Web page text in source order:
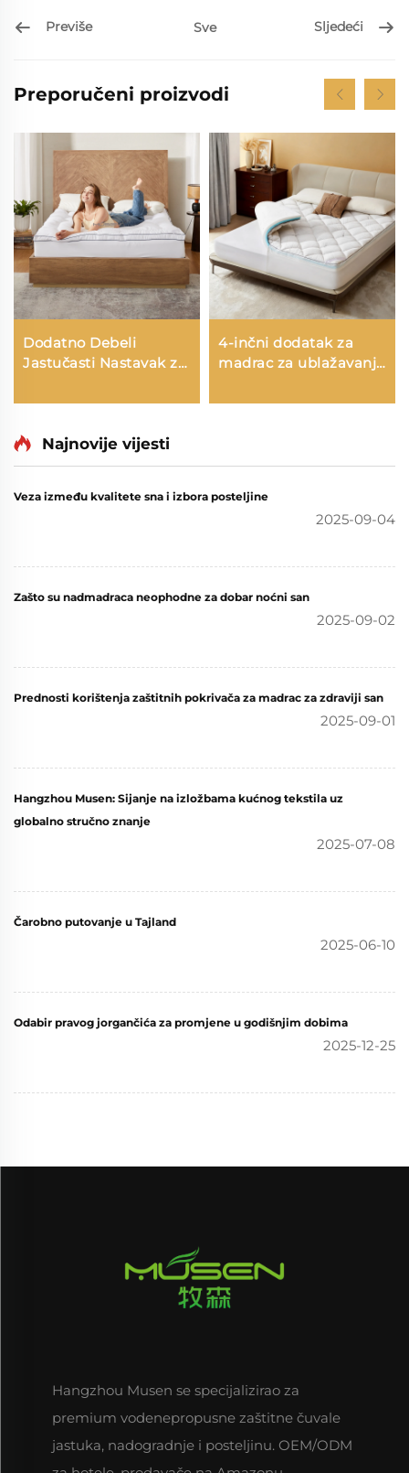
Previše Sve Sljedeći
Preporučeni proizvodi
Dodatno Debeli
Jastučasti Nastavak za
Prozračan Puhavi
Madrac s Elastičnim
Džepovima do 15 Inča
4-inčni dodatak za
madrac za ublažavanje
Dvostratni dodatak
pamćenjem oblika + 2"
tipa pillow top),
Propuštanje zraka i
Najnovije vijesti
Veza između kvalitete sna i izbora posteljine
2025-09-04
Zašto su nadmadraca neophodne za dobar noćni san
2025-09-02
Prednosti korištenja zaštitnih pokrivača za madrac za zdraviji san
2025-09-01
Hangzhou Musen: Sijanje na izložbama kućnog tekstila uz
globalno stručno znanje
2025-07-08
Čarobno putovanje u Tajland
2025-06-10
Odabir pravog jorgančića za promjene u godišnjim dobima
2025-12-25
Hangzhou Musen se specijalizirao za
premium vodenepropusne zaštitne čuvale
jastuka, nadogradnje i posteljinu. OEM/ODM